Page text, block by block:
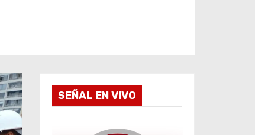
SEÑAL EN VIVO